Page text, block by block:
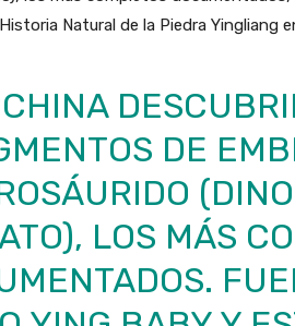
Natural de la Piedra Yingliang
DE
LOS MÁS